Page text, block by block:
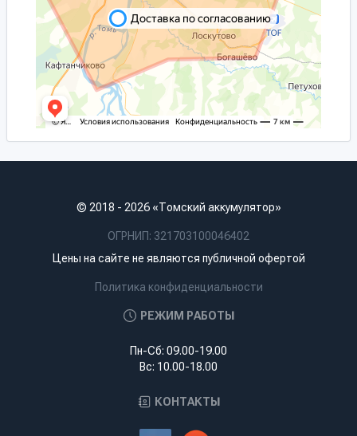
© 2018 - 2026 «Томский аккумулятор»
ОГРНИП: 321703100046402
Цены на сайте не являются публичной офертой
Политика конфиденциальности
РЕЖИМ РАБОТЫ
Пн-Сб: 09.00-19.00
Вс: 10.00-18.00
КОНТАКТЫ